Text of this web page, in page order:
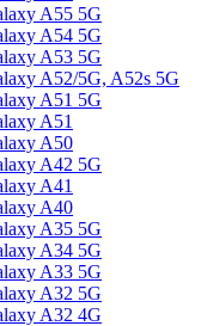
A55 5G
A54 5G
A53 5G
A52/5G, A52s 5G
A51 5G
A51
A50
A42 5G
A41
A40
A35 5G
A34 5G
A33 5G
A32 5G
A32 4G